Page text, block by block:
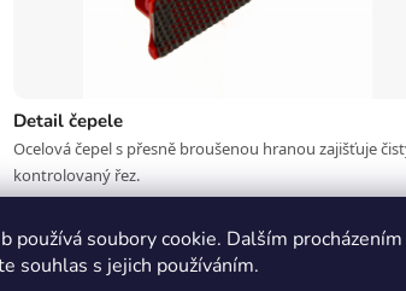
používá soubory cookie. Dalším
souhlas s jejich používáním.
Detail čepele
Ocelová čepel s přesně broušenou hranou zajišťuje
kontrolovaný řez.